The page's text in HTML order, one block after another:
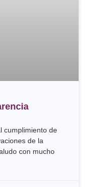
cumplimiento de
de la
con mucho